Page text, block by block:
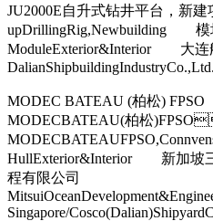
JU2000E自升式钻井平台，
upDrillingRig,Newbuilding
ModuleExterior&Interior 大
DalianShipbuildingIndustryCo.,Ltd.
MODEC BATEAU (柏松) FPSO
MODECBATEAU(柏松
HullExterior&Interior 新加坡
程有限公司
Singapore/